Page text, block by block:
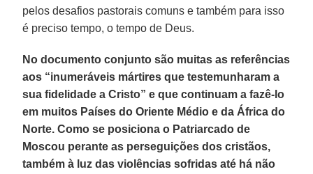
pelos desafios pastorais comuns e também para isso
é preciso tempo, o tempo de Deus.
No documento conjunto são muitas as referências
aos “inumeráveis mártires que testemunharam a
sua fidelidade a Cristo” e que continuam a fazê-lo
em muitos Países do Oriente Médio e da África do
Norte. Como se posiciona o Patriarcado de
Moscou perante as perseguições dos cristãos,
também à luz das violências sofridas até há não